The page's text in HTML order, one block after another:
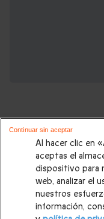
Regalos que
Regalos de
madre|Regalos de
Al hacer clic en
aceptas el
dispositivo para
web, analizar el
nuestros
información,
Continuar sin aceptar